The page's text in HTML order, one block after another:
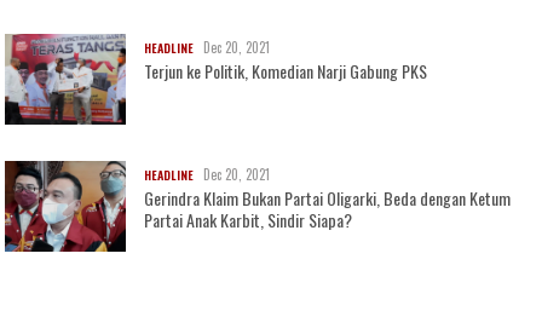
HEADLINE Dec 20, 2021
Terjun ke Politik, Komedian Narji Gabung PKS
HEADLINE Dec 20, 2021
Gerindra Klaim Bukan Partai Oligarki, Beda dengan Ketum
Partai Anak Karbit, Sindir Siapa?